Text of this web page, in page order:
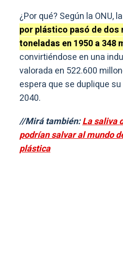
¿Por qué? Según la ONU, la
por plástico pasó de dos
toneladas en 1950 a 348
convirtiéndose en una
valorada en 522.600
espera que se duplique
2040.
//Mirá también:La saliva
podrían salvar al mundo
plástica